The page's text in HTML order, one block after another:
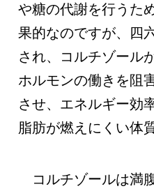
や糖の代謝を行うた
果的なのですが、四
され、コルチゾール
ホルモンの働きを阻
させ、エネルギー効
脂肪が燃えにくい体
コルチゾールは満